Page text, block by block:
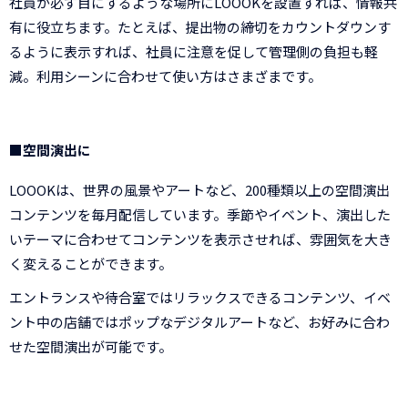
有に役立ちます。たとえば、提出物の締切をカウントダウンす
るように表示すれば、社員に注意を促して管理側の負担も軽
減。利用シーンに合わせて使い方はさまざまです。
■空間演出に
LOOOKは、世界の風景やアートなど、200種類以上の空間演出
コンテンツを毎月配信しています。季節やイベント、演出した
いテーマに合わせてコンテンツを表示させれば、雰囲気を大き
く変えることができます。
エントランスや待合室ではリラックスできるコンテンツ、イベ
ント中の店舗ではポップなデジタルアートなど、お好みに合わ
せた空間演出が可能です。